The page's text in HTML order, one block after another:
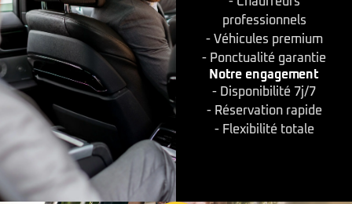
professionnels
- Véhicules premium
- Ponctualité garantie
Notre engagement
- Disponibilité 7j/7
- Réservation rapide
- Flexibilité totale